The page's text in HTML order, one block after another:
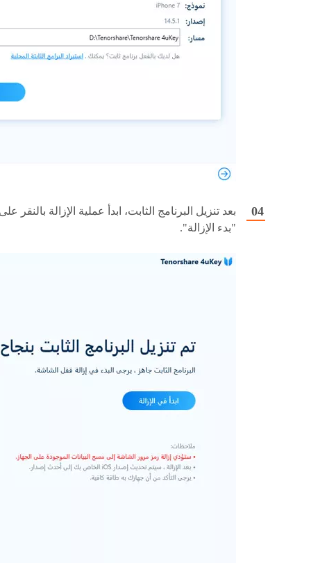
بعد تنزيل البرنامج الثابت، ابدأ عملية الإزالة بالنقر
"بدء الإزالة".